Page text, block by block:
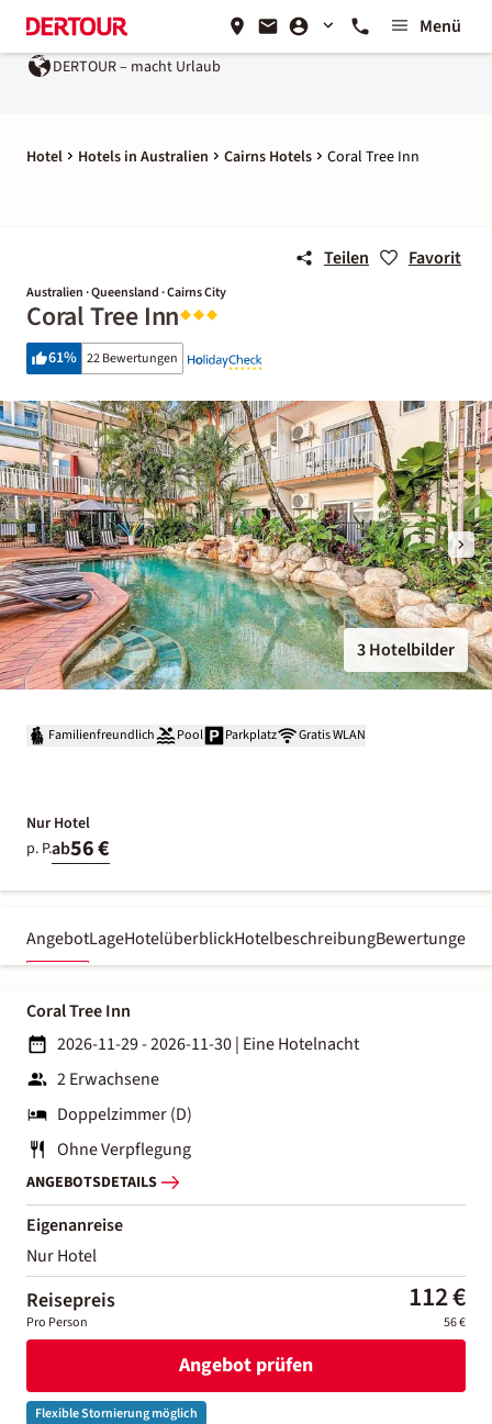
Menü
DERTOUR – macht Urlaub
Hotel Hotels in Australien Cairns Hotels Coral Tree Inn
Teilen Favorit
Australien · Queensland · Cairns City
Coral Tree Inn
61% 22 Bewertungen
3 Hotelbilder
Familienfreundlich Pool Parkplatz Gratis WLAN
Nur Hotel
p. P.ab56 €
AngebotLageHotelüberblickHotelbeschreibungBewertungen
Coral Tree Inn
2026-11-29 - 2026-11-30| Eine Hotelnacht
2 Erwachsene
Doppelzimmer (D)
Ohne Verpflegung
ANGEBOTSDETAILS
Eigenanreise
Nur Hotel
Reisepreis 112 €
Pro Person 56 €
Angebot prüfen
Flexible Stornierung möglich